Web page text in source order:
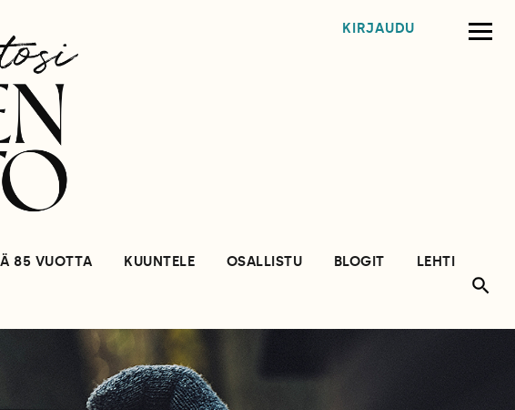
KIRJAUDU
85 VUOTTA KUUNTELE OSALLISTU BLOGIT
LEHTI